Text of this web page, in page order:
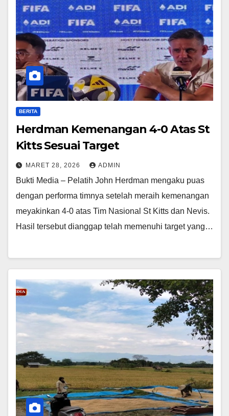
BERITA
Herdman Kemenangan 4-0 Atas St
Kitts Sesuai Target
MARET 28, 2026 ADMIN
Bukti Media – Pelatih John Herdman mengaku puas
dengan performa timnya setelah meraih kemenangan
meyakinkan 4-0 atas Tim Nasional St Kitts dan Nevis.
Hasil tersebut dianggap telah memenuhi target yang…